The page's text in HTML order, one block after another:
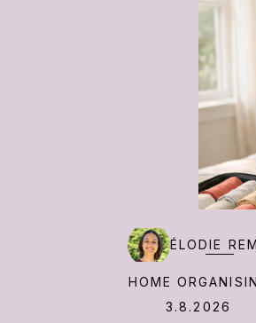
HOME
3.8.2026
‍ÉLODIE